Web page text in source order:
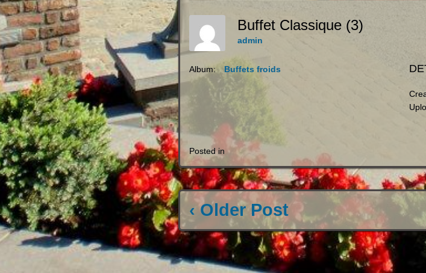
Buffet Classique (3)
admin
Album: Buffets froids
Posted in
‹ Older Post